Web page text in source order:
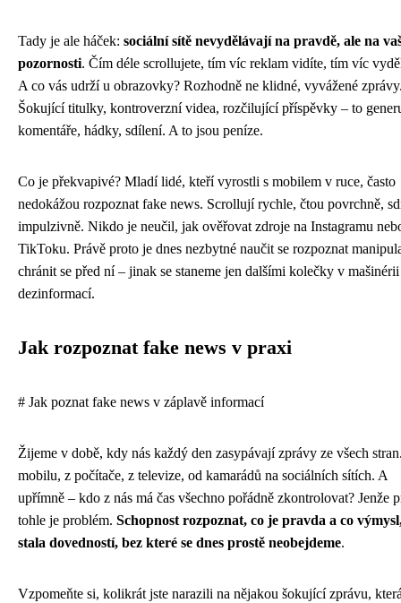
Tady je ale háček: sociální sítě nevydělávají na pravdě, ale na
pozornosti. Čím déle scrollujete, tím víc reklam vidíte, tím víc
A co vás udrží u obrazovky? Rozhodně ne klidné, vyvážené
Šokující titulky, kontroverzní videa, rozčilující příspěvky – to
komentáře, hádky, sdílení. A to jsou peníze.
Co je překvapivé? Mladí lidé, kteří vyrostli s mobilem v ruce, často
nedokážou rozpoznat fake news. Scrollují rychle, čtou povrchně,
impulzivně. Nikdo je neučil, jak ověřovat zdroje na Instagramu
TikToku. Právě proto je dnes nezbytné naučit se rozpoznat
chránit se před ní – jinak se staneme jen dalšími kolečky v mašinérii
dezinformací.
Jak rozpoznat fake news v praxi
# Jak poznat fake news v záplavě informací
Žijeme v době, kdy nás každý den zasypávají zprávy ze všech
mobilu, z počítače, z televize, od kamarádů na sociálních sítích. A
upřímně – kdo z nás má čas všechno pořádně zkontrolovat? Jenže
tohle je problém. Schopnost rozpoznat, co je pravda a co
stala dovedností, bez které se dnes prostě neobejdeme.
Vzpomeňte si, kolikrát jste narazili na nějakou šokující zprávu,